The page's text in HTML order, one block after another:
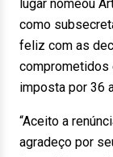
lugar nomeou
como
feliz com as
comprometidos
imposta por 36
“Aceito a
agradeço por